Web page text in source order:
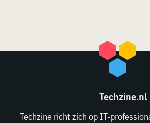
Techzine.nl
Techzine richt zich op IT-